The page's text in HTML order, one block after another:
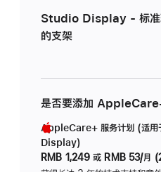
Studio Display - 标准
的支架
是否要添加
AppleCare+ 服务计划 (适
Display)
RMB 1,249 或 RMB 53/月